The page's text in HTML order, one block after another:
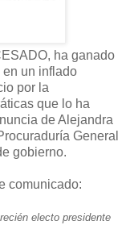
ha ganado
en un inflado
por la
que lo ha
de Alejandra
General
gobierno.
comunicado:
electo presidente